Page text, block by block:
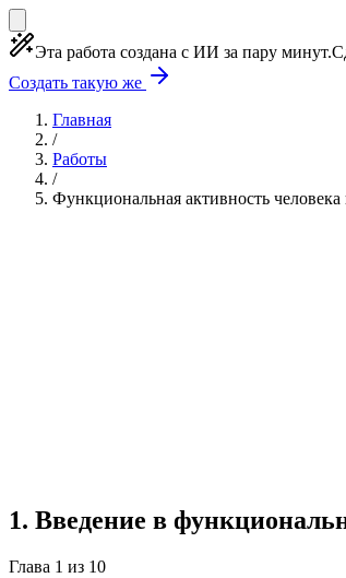
Эта работа создана с ИИ за пару минут.
Создать такую же
Главная
/
Работы
/
Функциональная активность
1. Введение в
Глава 1 из 10